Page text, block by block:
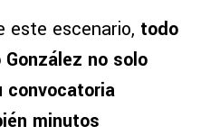
este escenario, todo
no solo
convocatoria
minutos